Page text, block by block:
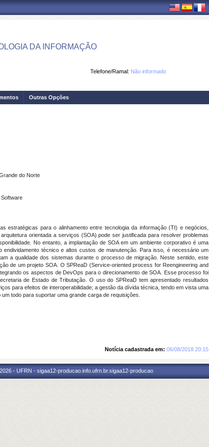
DA INFORMAÇÃO
Telefone/Ramal: Não informado
Outras Opções
do Norte
estratégicas para o alinhamento entre tecnologia da informação (TI) e negócios,
orientada a serviços (SOA) pode ser justificada para resolver problemas
No entanto, a implantação de SOA em um ambiente corporativo é uma
técnico e altos custos de manutenção. Para isso, é necessário um
a qualidade dos sistemas durante o processo de migração. Neste sentido, este
de um projeto SOA. O SPReaD (Service-oriented process for Reengineering and
os aspectos de DevOps para o direcionamento de SOA. Esse processo foi
de Estado de Tributação. O uso do SPReaD tem apresentado resultados
para efeitos de interoperabilidade; a gestão da dívida técnica, tendo em vista uma
todo para suportar uma grande carga de requisições.
Notícia cadastrada em: 06/08/2018 20:15
- UFRN - sigaa12-producao.info.ufrn.br.sigaa12-producao